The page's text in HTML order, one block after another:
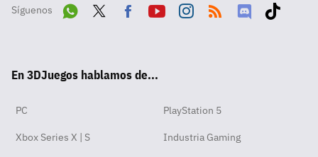
Síguenos
pp
ok
En 3DJuegos hablamos de...
PC PlayStation 5
Xbox Series X | S Industria Gaming